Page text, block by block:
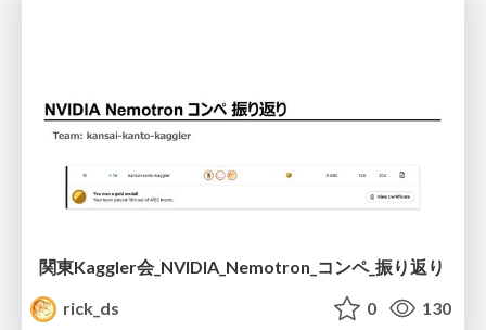
関東Kaggler会_NVIDIA_Nemotron_コンペ_振り返り
rick_ds
0 130